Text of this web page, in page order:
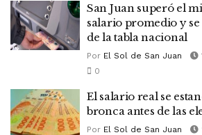
San Juan superó el
salario promedio y
de la tabla nacional
Por El Sol de San Juan
0
El salario real se
bronca antes de las
Por El Sol de San Juan